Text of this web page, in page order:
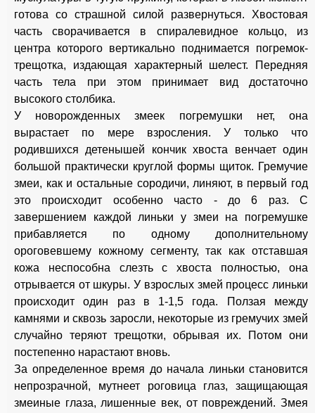
готова со страшной силой развернуться. Хвостовая
часть сворачивается в спиралевидное кольцо, из
центра которого вертикально поднимается погремок-
трещотка, издающая характерный шелест. Передняя
часть тела при этом принимает вид достаточно
высокого столбика.
У новорожденных змеек погремушки нет, она
вырастает по мере взросления. У только что
родившихся детенышей кончик хвоста венчает один
большой практически круглой формы щиток. Гремучие
змеи, как и остальные сородичи, линяют, в первый год
это происходит особенно часто - до 6 раз. С
завершением каждой линьки у змеи на погремушке
прибавляется по одному дополнительному
ороговевшему кожному сегменту, так как отставшая
кожа неспособна слезть с хвоста полностью, она
отрывается от шкуры. У взрослых змей процесс линьки
происходит один раз в 1-1,5 года. Ползая между
камнями и сквозь заросли, некоторые из гремучих змей
случайно теряют трещотки, обрывая их. Потом они
постепенно нарастают вновь.
За определенное время до начала линьки становится
непрозрачной, мутнеет роговица глаз, защищающая
змеиные глаза, лишенные век, от повреждений. Змея